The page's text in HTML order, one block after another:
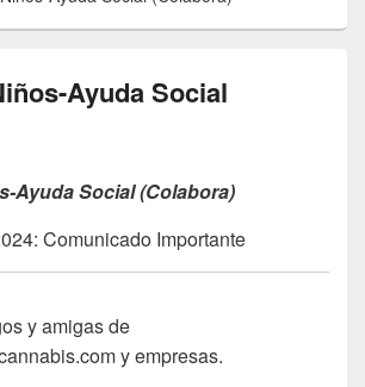
Ayuda Social
Ayuda Social (Colabora)
Comunicado Importante
y amigas de
y empresas.